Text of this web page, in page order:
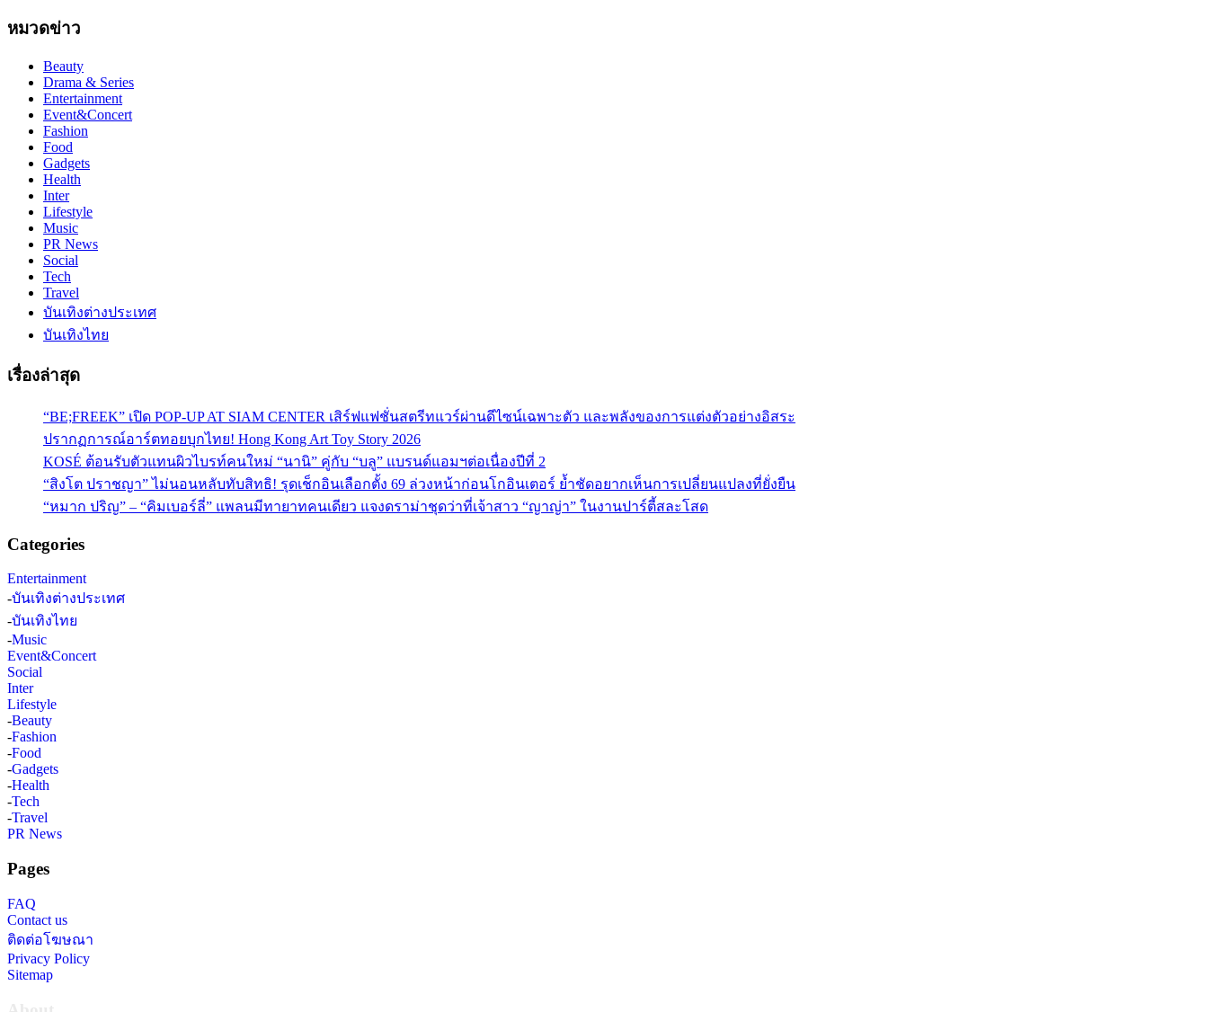
หมวดข่าว
Beauty
Drama & Series
Entertainment
Event&Concert
Fashion
Food
Gadgets
Health
Inter
Lifestyle
Music
PR News
Social
Tech
Travel
บันเทิงต่างประเทศ
บันเทิงไทย
เรื่องล่าสุด
“BE;FREEK” เปิด POP-UP AT SIAM CENTER เสิร์ฟแฟชั่นสตรีทแวร์ผ่านดีไซน์เฉพาะตัว และพลังของการแต่งตัวอย่างอิสระ
ปรากฏการณ์อาร์ตทอยบุกไทย! Hong Kong Art Toy Story 2026
KOSÉ ต้อนรับตัวแทนผิวไบรท์คนใหม่ “นานิ” คู่กับ “บลู” แบรนด์แอมฯต่อเนื่องปีที่ 2
“สิงโต ปราชญา” ไม่นอนหลับทับสิทธิ! รุดเช็กอินเลือกตั้ง 69 ล่วงหน้าก่อนโกอินเตอร์ ย้ำชัดอยากเห็นการเปลี่ยนแปลงที่ยั่งยืน
“หมาก ปริญ” – “คิมเบอร์ลี่” แพลนมีทายาทคนเดียว แจงดราม่าชุดว่าที่เจ้าสาว “ญาญ่า” ในงานปาร์ตี้สละโสด
Categories
Entertainment
-บันเทิงต่างประเทศ
-บันเทิงไทย
-Music
Event&Concert
Social
Inter
Lifestyle
-Beauty
-Fashion
-Food
-Gadgets
-Health
-Tech
-Travel
PR News
Pages
FAQ
Contact us
ติดต่อโฆษณา
Privacy Policy
Sitemap